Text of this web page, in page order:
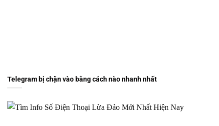
Telegram bị chặn vào bằng cách nào nhanh nhất